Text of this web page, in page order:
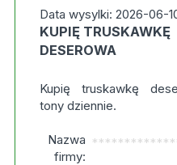
Data wysylki: 2026-06-
KUPIĘ TRUSKAWKĘ
DESEROWA
Kupię truskawkę
tony dziennie.
Nazwa
firmy: